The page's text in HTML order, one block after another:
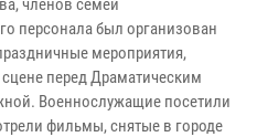
персонала был организован
мероприятия,
перед Драматическим
Военнослужащие посетили
фильмы, снятые в городе